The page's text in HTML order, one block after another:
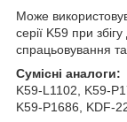
Може
серії K59 при
спрацьовування та
Сумісні аналоги:
K59-L1102, K59-
K59-P1686, KDF-